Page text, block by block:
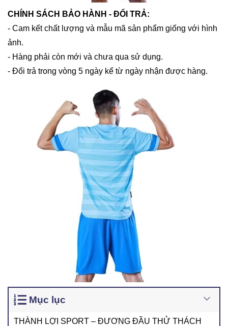
CHÍNH SÁCH BẢO HÀNH - ĐỔI TRẢ:
- Cam kết chất lượng và mẫu mã sản phẩm giống với hình
ảnh.
- Hàng phải còn mới và chưa qua sử dụng.
- Đổi trả trong vòng 5 ngày kể từ ngày nhận được hàng.
Mục lục
THÀNH LỢI SPORT – ĐƯƠNG ĐẦU THỬ THÁCH